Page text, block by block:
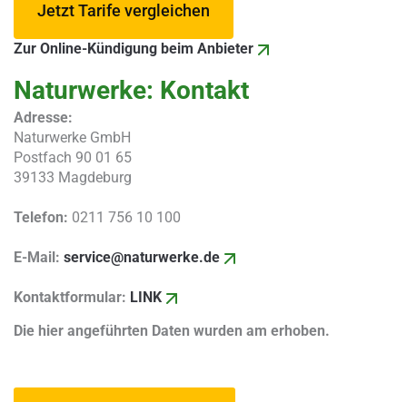
Jetzt Tarife vergleichen
Zur Online-Kündigung beim Anbieter
Naturwerke: Kontakt
Adresse:
Naturwerke GmbH
Postfach 90 01 65
39133 Magdeburg
Telefon: 0211 756 10 100
E-Mail: service@naturwerke.de
Kontaktformular: LINK
Die hier angeführten Daten wurden am erhoben.